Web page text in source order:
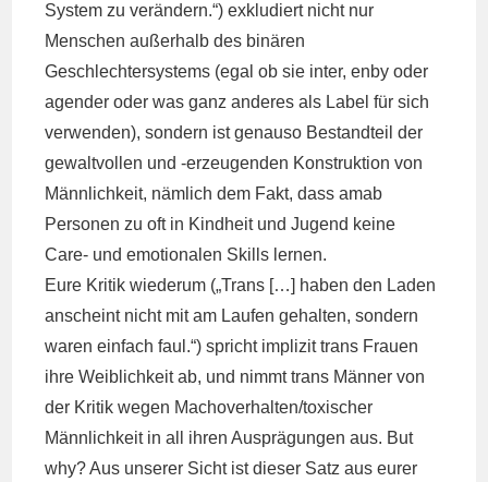
System zu verändern.“) exkludiert nicht nur
Menschen außerhalb des binären
Geschlechtersystems (egal ob sie inter, enby oder
agender oder was ganz anderes als Label für sich
verwenden), sondern ist genauso Bestandteil der
gewaltvollen und -erzeugenden Konstruktion von
Männlichkeit, nämlich dem Fakt, dass amab
Personen zu oft in Kindheit und Jugend keine
Care- und emotionalen Skills lernen.
Eure Kritik wiederum („Trans […] haben den Laden
anscheint nicht mit am Laufen gehalten, sondern
waren einfach faul.“) spricht implizit trans Frauen
ihre Weiblichkeit ab, und nimmt trans Männer von
der Kritik wegen Machoverhalten/toxischer
Männlichkeit in all ihren Ausprägungen aus. But
why? Aus unserer Sicht ist dieser Satz aus eurer